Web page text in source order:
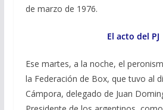
de marzo de 1976.
El acto del PJ
Ese martes, a la noche, el
la Federación de Box, que tuvo al
Cámpora, delegado de Juan